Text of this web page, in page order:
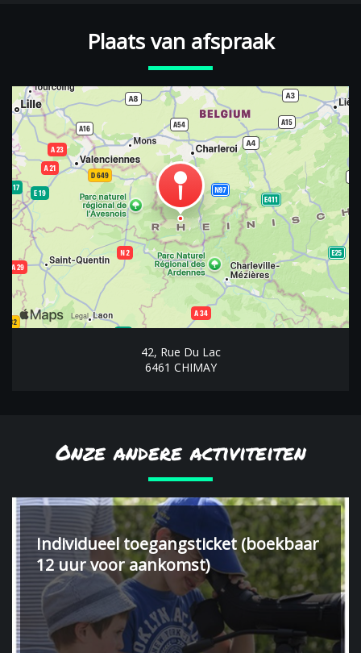
Plaats van afspraak
42, Rue Du Lac
6461 CHIMAY
Onze andere activiteiten
Individueel toegangsticket (boekbaar
12 uur voor aankomst)